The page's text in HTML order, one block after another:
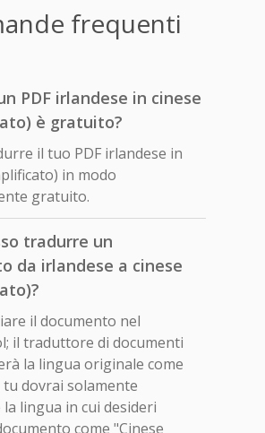
frequenti
PDF irlandese in cinese
è gratuito?
il tuo PDF irlandese in
in modo
gratuito.
tradurre un
da irlandese a cinese
il documento nel
il traduttore di documenti
la lingua originale come
dovrai solamente
lingua in cui desideri
come "Cinese